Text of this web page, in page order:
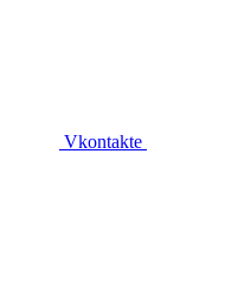
Vkontakte